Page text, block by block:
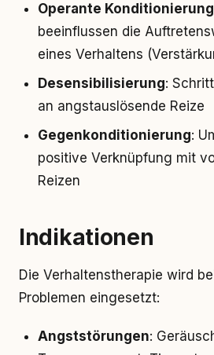
Operante Konditionierung
beeinflussen die
eines Verhaltens
Desensibilisierung:
an angstauslösende Reize
Gegenkonditionierung:
positive Verknüpfung mit
Reizen
Indikationen
Die Verhaltenstherapie wird
Problemen eingesetzt:
Angststörungen: